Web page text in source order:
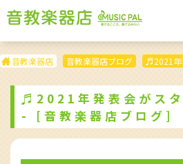
音教楽器店 音教楽器店ブログ ♬2021年
♬2021年発表会がス
- [音教楽器店ブログ]